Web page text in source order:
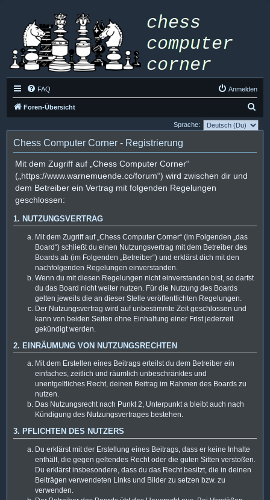
FAQ Anmelden
Foren-Übersicht
u
Sprache:
Chess Computer Corner - Registrierung
Mit dem Zugriff auf „Chess Computer Corner“
(„https://www.warnemuende.cc/forum“) wird zwischen dir und
dem Betreiber ein Vertrag mit folgenden Regelungen
geschlossen:
1. NUTZUNGSVERTRAG
Mit dem Zugriff auf „Chess Computer Corner“ (im Folgenden „das
Board“) schließt du einen Nutzungsvertrag mit dem Betreiber des
Boards ab (im Folgenden „Betreiber“) und erklärst dich mit den
nachfolgenden Regelungen einverstanden.
Wenn du mit diesen Regelungen nicht einverstanden bist, so darfst
du das Board nicht weiter nutzen. Für die Nutzung des Boards
gelten jeweils die an dieser Stelle veröffentlichten Regelungen.
Der Nutzungsvertrag wird auf unbestimmte Zeit geschlossen und
kann von beiden Seiten ohne Einhaltung einer Frist jederzeit
gekündigt werden.
2. EINRÄUMUNG VON NUTZUNGSRECHTEN
Mit dem Erstellen eines Beitrags erteilst du dem Betreiber ein
einfaches, zeitlich und räumlich unbeschränktes und
unentgeltliches Recht, deinen Beitrag im Rahmen des Boards zu
nutzen.
Das Nutzungsrecht nach Punkt 2, Unterpunkt a bleibt auch nach
Kündigung des Nutzungsvertrages bestehen.
3. PFLICHTEN DES NUTZERS
Du erklärst mit der Erstellung eines Beitrags, dass er keine Inhalte
enthält, die gegen geltendes Recht oder die guten Sitten verstoßen.
Du erklärst insbesondere, dass du das Recht besitzt, die in deinen
Beiträgen verwendeten Links und Bilder zu setzen bzw. zu
verwenden.